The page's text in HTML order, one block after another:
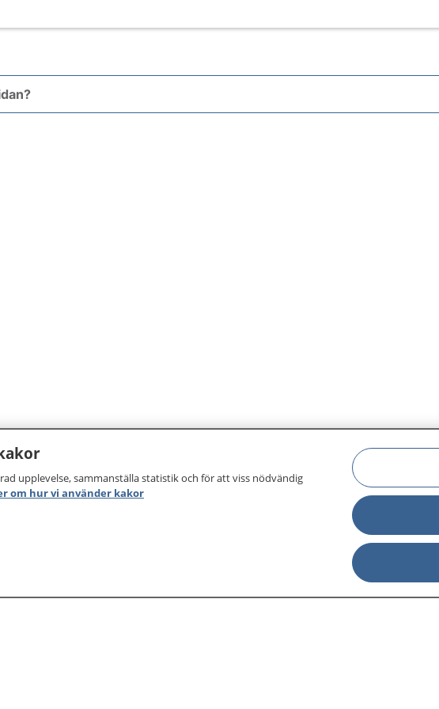
upplevelse, sammanställa statistik och för att viss nödvändig
om hur vi använder kakor